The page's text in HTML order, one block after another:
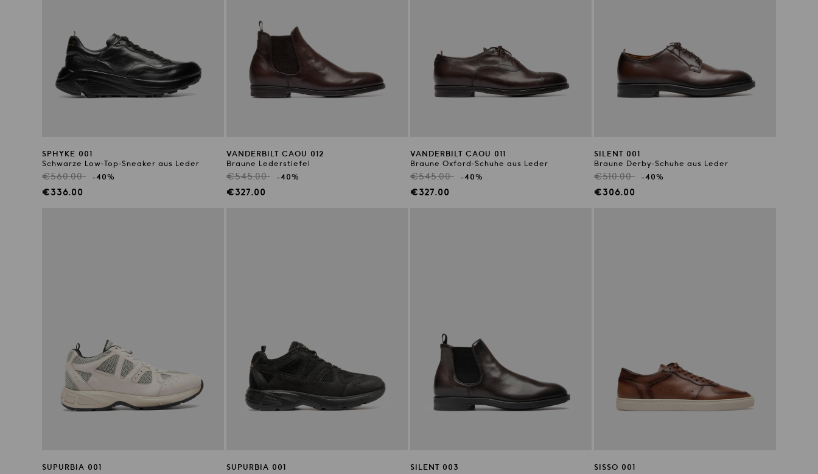
SPHYKE 001
Schwarze Low-Top-Sneaker aus Leder
Regulärer
Preis
€560.00 -40%
Verkaufspreis
€336.00
VANDERBILT CAOU 012
Braune Lederstiefel
Regulärer
Preis
€545.00 -40%
Verkaufspreis
€327.00
VANDERBILT CAOU 011
Braune Oxford-Schuhe aus Leder
Regulärer
Preis
€545.00 -40%
Verkaufspreis
€327.00
SILENT 001
Braune Derby-Schuhe aus Leder
Regulärer
Preis
€510.00 -40%
Verkaufspreis
€306.00
SUPURBIA 001
SUPURBIA 001
SILENT 003
SISSO 001